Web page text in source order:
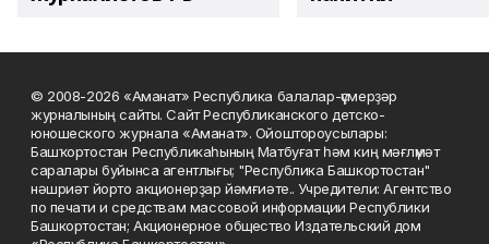
© 2008-2026 «Аманат» Республика балалар-үҫмерҙәр
журналының сайты. Сайт Республиканского детско-
юношеского журнала «Аманат». Ойоштороусылары:
Башҡортостан Республикаһының Матбуғат һәм киң мәғлүмәт
саралары буйынса агентлығы; "Республика Башкортостан"
нәшриәт йорто акционерҙар йәмғиәте.. Учредители: Агентство
по печати и средствам массовой информации Республики
Башкортостан; Акционерное общество Издательский дом